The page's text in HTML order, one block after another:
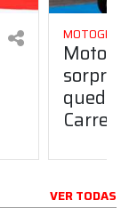
MOTOGP
VER TODAS